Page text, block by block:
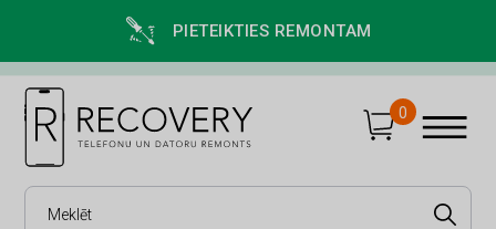
PIETEIKTIES REMONTAM
0